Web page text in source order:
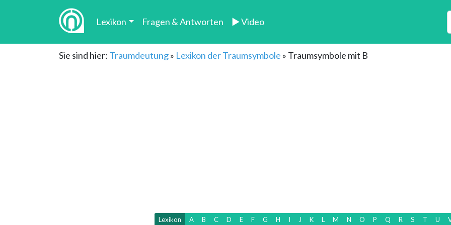
Lexikon Fragen & Antworten ► Video
Sie sind hier: Traumdeutung» Lexikon der Traumsymbole » Traumsymbole mit B
Lexikon A B C D E F G H I J K L M N O P Q R S T U